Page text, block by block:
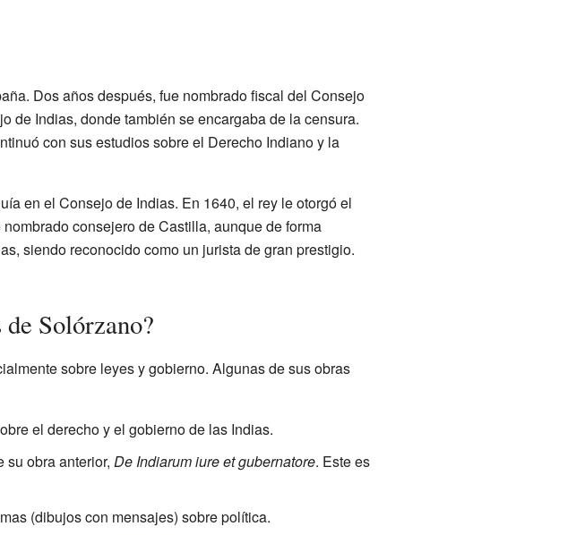
Dos años después, fue nombrado fiscal del Consejo
de Indias, donde también se encargaba de la censura.
con sus estudios sobre el Derecho Indiano y la
en el Consejo de Indias. En 1640, el rey le otorgó el
consejero de Castilla, aunque de forma
siendo reconocido como un jurista de gran prestigio.
Solórzano?
sobre leyes y gobierno. Algunas de sus obras
el derecho y el gobierno de las Indias.
obra anterior, De Indiarum iure et gubernatore. Este es
(dibujos con mensajes) sobre política.